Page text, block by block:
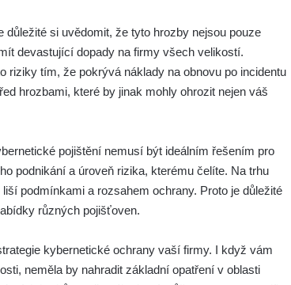
si uvědomit, že tyto hrozby nejsou pouze
devastující dopady na firmy všech velikostí.
riziky tím, že pokrývá náklady na obnovu po incidentu
hrozbami, které by jinak mohly ohrozit nejen váš
pojištění nemusí být ideálním řešením pro
podnikání a úroveň rizika, kterému čelíte. Na trhu
podmínkami a rozsahem ochrany. Proto je důležité
různých pojišťoven.
kybernetické ochrany vaší firmy. I když vám
neměla by nahradit základní opatření v oblasti